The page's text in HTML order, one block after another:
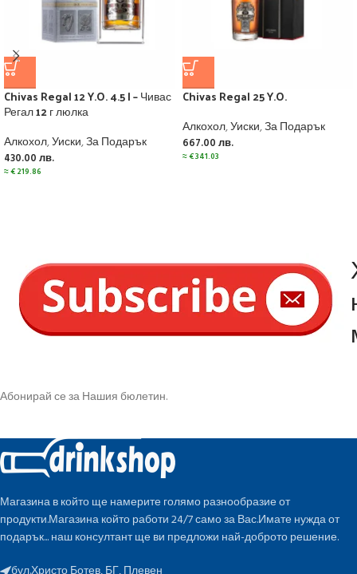
Chivas Regal 12 Y.O. 4.5 l – Чивас
Регал 12 г люлка
Алкохол,Уиски,За Подарък
430.00 лв.
≈€219.86
Chivas Regal 25 Y.O.
Алкохол,Уиски,За Подарък
667.00 лв.
≈€341.03
Абонирай се за Нашия бюлетин.
Магазина в който ще намерите голямо разнообразие от
продукти.Магазина който работи 24/7 само за Вас.Имате нужда от
подарък... наш консултант ще ви предложи най-доброто решение.